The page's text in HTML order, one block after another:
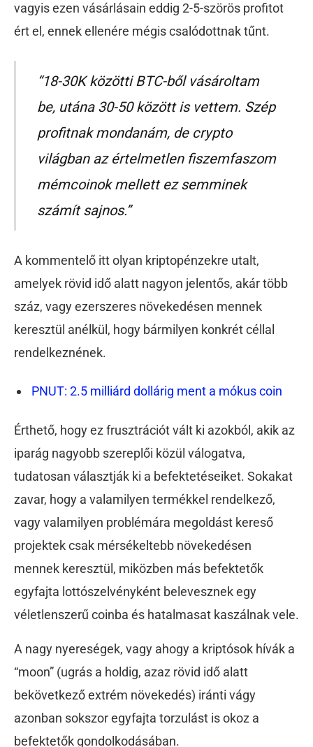
vagyis ezen vásárlásain eddig 2-5-szörös profitot
ért el, ennek ellenére mégis csalódottnak tűnt.
“18-30K közötti BTC-ből vásároltam
be, utána 30-50 között is vettem. Szép
profitnak mondanám, de crypto
világban az értelmetlen fiszemfaszom
mémcoinok mellett ez semminek
számít sajnos.”
A kommentelő itt olyan kriptopénzekre utalt,
amelyek rövid idő alatt nagyon jelentős, akár több
száz, vagy ezerszeres növekedésen mennek
keresztül anélkül, hogy bármilyen konkrét céllal
rendelkeznének.
PNUT: 2.5 milliárd dollárig ment a mókus coin
Érthető, hogy ez frusztrációt vált ki azokból, akik az
iparág nagyobb szereplői közül válogatva,
tudatosan választják ki a befektetéseiket. Sokakat
zavar, hogy a valamilyen termékkel rendelkező,
vagy valamilyen problémára megoldást kereső
projektek csak mérsékeltebb növekedésen
mennek keresztül, miközben más befektetők
egyfajta lottószelvényként belevesznek egy
véletlenszerű coinba és hatalmasat kaszálnak vele.
A nagy nyereségek, vagy ahogy a kriptósok hívák a
“moon” (ugrás a holdig, azaz rövid idő alatt
bekövetkező extrém növekedés) iránti vágy
azonban sokszor egyfajta torzulást is okoz a
befektetők gondolkodásában.